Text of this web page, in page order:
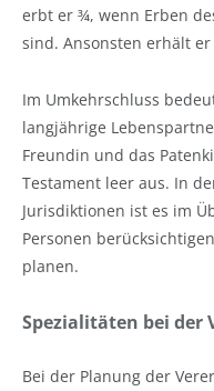
erbt er ¾, wenn Erben
sind. Ansonsten erhält
Im Umkehrschluss
langjährige
Freundin und das
Testament leer aus. In
Jurisdiktionen ist es im
Personen
planen.
Spezialitäten bei der
Bei der Planung der